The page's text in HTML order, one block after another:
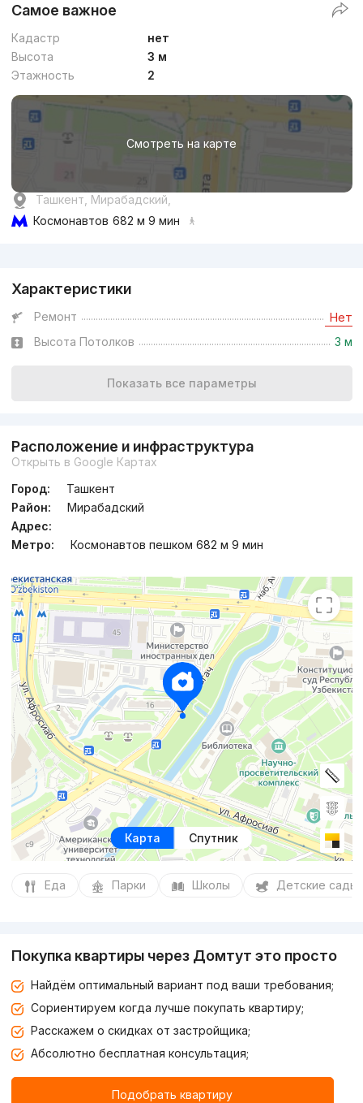
Самое важное
Кадастр
нет
Высота
3 м
Этажность
2
Смотреть на карте
Ташкент, Мирабадский,
Космонавтов 682 м 9 мин
Характеристики
Ремонт Нет
Высота Потолков 3 м
Показать все параметры
Расположение и инфраструктура
Открыть в Google Картах
Город:
Ташкент
Район:
Мирабадский
Адрес:
Метро:
Космонавтов пешком 682 м 9 мин
Карта Спутник
Еда Парки Школы Детские сады
Покупка квартиры через Домтут это просто
Найдём оптимальный вариант под ваши требования;
Сориентируем когда лучше покупать квартиру;
Расскажем о скидках от застройщика;
Абсолютно бесплатная консультация;
Подобрать квартиру